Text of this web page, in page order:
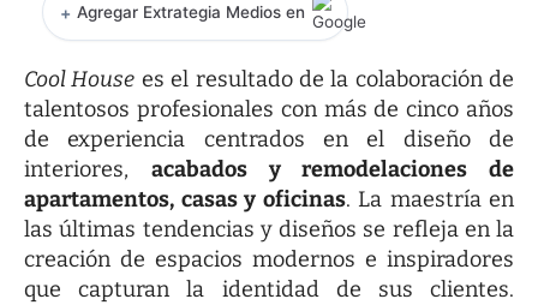
+ Agregar Extrategia Medios en
Cool House es el resultado de la colaboración de
talentosos profesionales con más de cinco años
de experiencia centrados en el diseño de
interiores, acabados y remodelaciones de
apartamentos, casas y oficinas. La maestría en
las últimas tendencias y diseños se refleja en la
creación de espacios modernos e inspiradores
que capturan la identidad de sus clientes.